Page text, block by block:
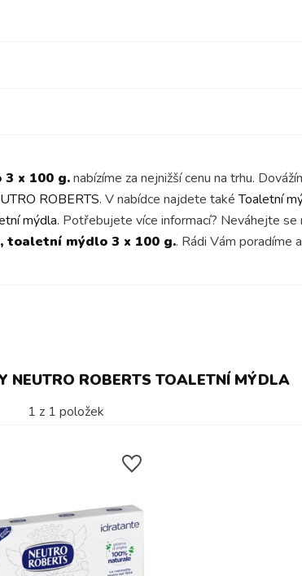
x 100 g.nabízíme za nejnižší cenu na trhu.
ROBERTS. V nabídce najdete takéToaletní
mýdla. Potřebujete více informací? Neváhejte
mýdlo 3 x 100 g.. Rádi Vám poradíme
NEUTRO ROBERTS TOALETNÍ MÝDLA
1 z 1 položek